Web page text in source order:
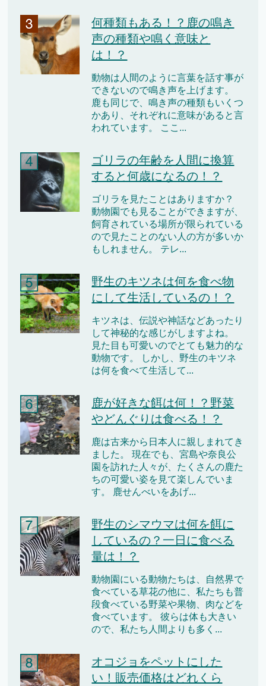
何種類もある！？鹿の鳴き
声の種類や鳴く意味と
は！？
動物は人間のように言葉を話す事が
できないので鳴き声を上げます。
鹿も同じで、鳴き声の種類もいくつ
かあり、それぞれに意味があると言
われています。 ここ...
ゴリラの年齢を人間に換算
すると何歳になるの！？
ゴリラを見たことはありますか？
動物園でも見ることができますが、
飼育されている場所が限られている
ので見たことのない人の方が多いか
もしれません。 テレ...
野生のキツネは何を食べ物
にして生活しているの！？
キツネは、伝説や神話などあったり
して神秘的な感じがしますよね。
見た目も可愛いのでとても魅力的な
動物です。 しかし、野生のキツネ
は何を食べて生活して...
鹿が好きな餌は何！？野菜
やどんぐりは食べる！？
鹿は古来から日本人に親しまれてき
ました。 現在でも、宮島や奈良公
園を訪れた人々が、たくさんの鹿た
ちの可愛い姿を見て楽しんでいま
す。 鹿せんべいをあげ...
野生のシマウマは何を餌に
しているの？一日に食べる
量は！？
動物園にいる動物たちは、自然界で
食べている草花の他に、私たちも普
段食べている野菜や果物、肉などを
食べています。 彼らは体も大きい
ので、私たち人間よりも多く...
オコジョをペットにした
い！販売価格はどれくら